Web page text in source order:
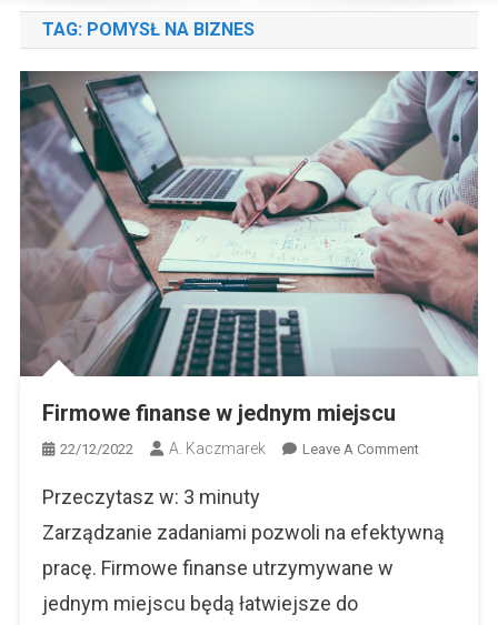
TAG: POMYSŁ NA BIZNES
Firmowe finanse w jednym miejscu
22/12/2022 A. Kaczmarek Leave A CommentOn
Jednym
Przeczytasz w: 3 minuty
Zarządzanie zadaniami pozwoli na efektywną
pracę. Firmowe finanse utrzymywane w
jednym miejscu będą łatwiejsze do